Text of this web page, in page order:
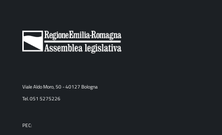
Viale Aldo Moro, 50 - 40127 Bologna
Tel. 051 5275226
PEC: